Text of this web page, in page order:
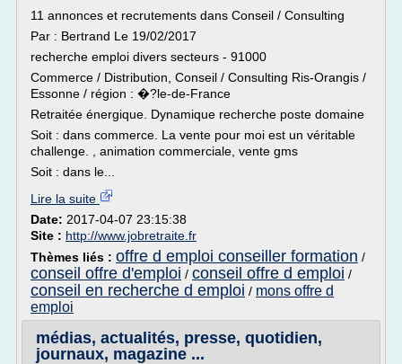
11 annonces et recrutements dans Conseil / Consulting
Par : Bertrand Le 19/02/2017
recherche emploi divers secteurs - 91000
Commerce / Distribution, Conseil / Consulting Ris-Orangis /
Essonne / région : �?le-de-France
Retraitée énergique. Dynamique recherche poste domaine
Soit : dans commerce. La vente pour moi est un véritable
challenge. , animation commerciale, vente gms
Soit : dans le...
Lire la suite
Date: 2017-04-07 23:15:38
Site : http://www.jobretraite.fr
Thèmes liés : offre d emploi conseiller formation /
conseil offre d'emploi / conseil offre d emploi /
conseil en recherche d emploi / mons offre d
emploi
médias, actualités, presse, quotidien,
journaux, magazine ...